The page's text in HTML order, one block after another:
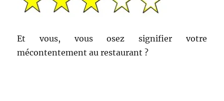
Et vous, vous osez signifier votre
mécontentement au restaurant ?